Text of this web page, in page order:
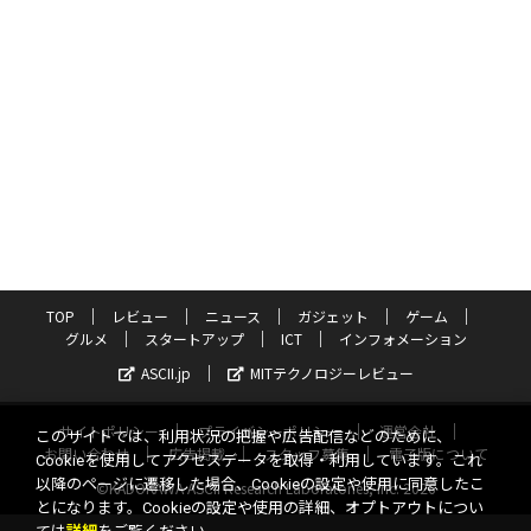
TOP レビュー ニュース ガジェット
ゲーム
グルメ
スタートアップ ICT
インフォメーション
ASCII.jp
MITテクノロジーレビュー
サイトポリシー プライバシーポリシー
運営会社
お問い合わせ
広告掲載 スタッフ募集
電子版について
©KADOKAWA ASCII Research Laboratories, Inc. 2026
このサイトでは、利用状況の把握や広告配信などのために、
Cookieを使用してアクセスデータを取得・利用しています。これ
以降のページに遷移した場合、Cookieの設定や使用に同意したこ
とになります。Cookieの設定や使用の詳細、オプトアウトについ